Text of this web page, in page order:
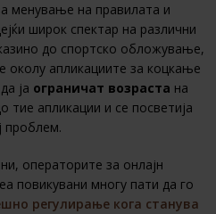
менување на правилата и
широк спектар на различни
до спортско обложување,
апликациите за коцкање
ја ограничат возраста на
тие апликации и се посветија
проблем.
операторите за онлајн
повикувани многу пати да го
регулирање кога станува